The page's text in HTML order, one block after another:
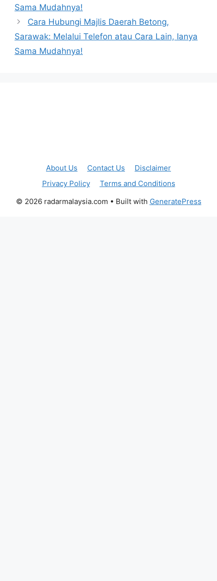
Sama Mudahnya!
Cara Hubungi Majlis Daerah Betong,
Sarawak: Melalui Telefon atau Cara Lain, Ianya
Sama Mudahnya!
About Us Contact Us
Disclaimer
Privacy Policy
Terms and Conditions
© 2026 radarmalaysia.com • Built with GeneratePress